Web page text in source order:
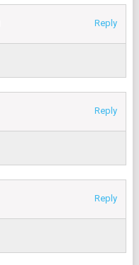
Reply
Reply
Reply